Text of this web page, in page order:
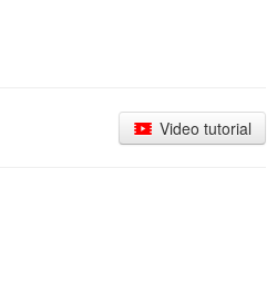
Video tutorial